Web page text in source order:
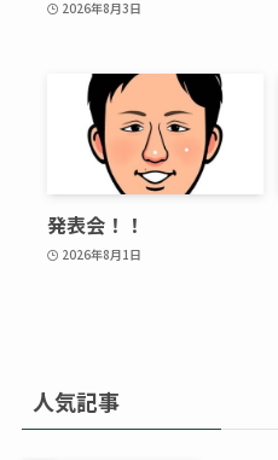
2026年8月3日
発表会！！
2026年8月1日
人気記事